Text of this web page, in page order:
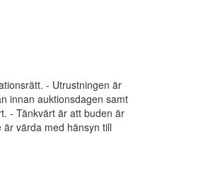
- Utrustningen är
innan auktionsdagen samt
- Tänkvärt är att buden är
värda med hänsyn till